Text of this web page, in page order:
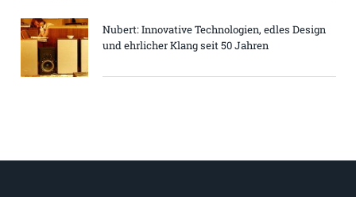
Nubert: Innovative Technologien, edles Design
und ehrlicher Klang seit 50 Jahren